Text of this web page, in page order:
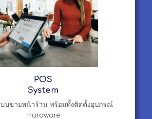
POS
System
บบขายหน้าร้าน พร้อมทั้งติดตั้งอุปกรณ์
Hardware